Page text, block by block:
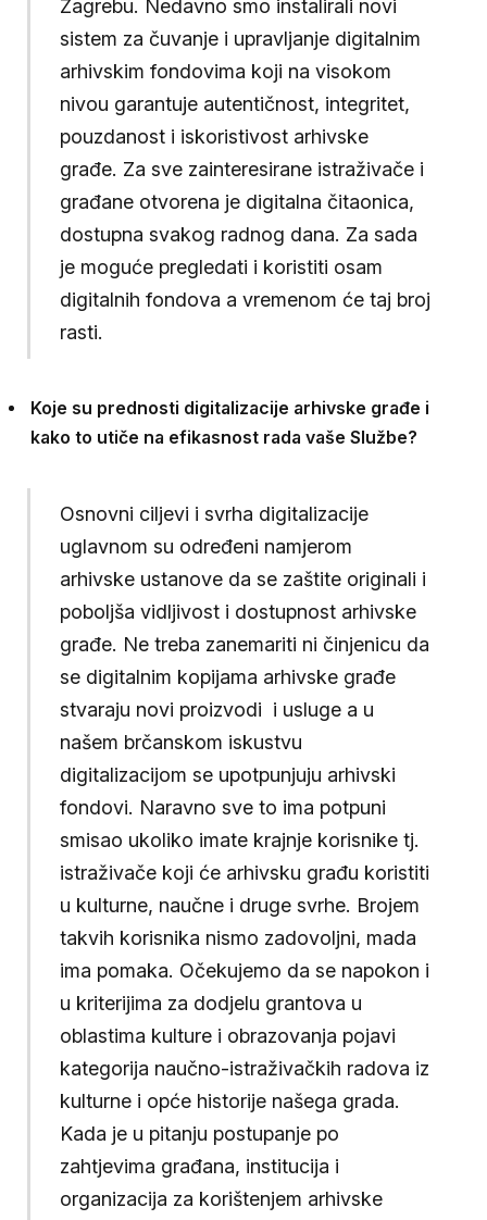
Zagrebu. Nedavno smo instalirali novi
sistem za čuvanje i upravljanje digitalnim
arhivskim fondovima koji na visokom
nivou garantuje autentičnost, integritet,
pouzdanost i iskoristivost arhivske
građe. Za sve zainteresirane istraživače i
građane otvorena je digitalna čitaonica,
dostupna svakog radnog dana. Za sada
je moguće pregledati i koristiti osam
digitalnih fondova a vremenom će taj broj
rasti.
Koje su prednosti digitalizacije arhivske građe i
kako to utiče na efikasnost rada vaše Službe?
Osnovni ciljevi i svrha digitalizacije
uglavnom su određeni namjerom
arhivske ustanove da se zaštite originali i
poboljša vidljivost i dostupnost arhivske
građe. Ne treba zanemariti ni činjenicu da
se digitalnim kopijama arhivske građe
stvaraju novi proizvodi i usluge a u
našem brčanskom iskustvu
digitalizacijom se upotpunjuju arhivski
fondovi. Naravno sve to ima potpuni
smisao ukoliko imate krajnje korisnike tj.
istraživače koji će arhivsku građu koristiti
u kulturne, naučne i druge svrhe. Brojem
takvih korisnika nismo zadovoljni, mada
ima pomaka. Očekujemo da se napokon i
u kriterijima za dodjelu grantova u
oblastima kulture i obrazovanja pojavi
kategorija naučno-istraživačkih radova iz
kulturne i opće historije našega grada.
Kada je u pitanju postupanje po
zahtjevima građana, institucija i
organizacija za korištenjem arhivske